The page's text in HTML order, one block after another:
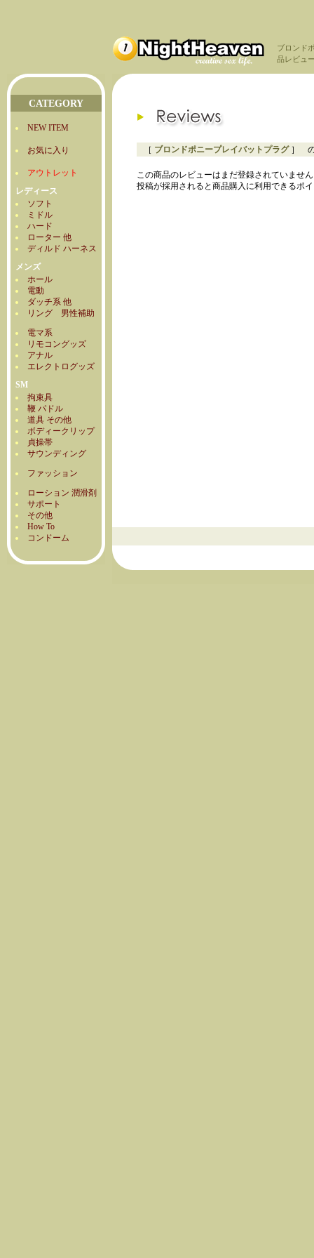
ブロンド
品レビュ
CATEGORY
NEW ITEM
お気に入り
アウトレット
レディース
ソフト
ミドル
ハード
ローター 他
ディルド ハーネス
メンズ
ホール
電動
ダッチ系 他
リング 男性補助
電マ系
リモコングッズ
アナル
エレクトログッズ
SM
拘束具
鞭 パドル
道具 その他
ボディークリップ
貞操帯
サウンディング
ファッション
ローション 潤滑剤
サポート
その他
How To
コンドーム
［ ブロンドポニープレイバットプラグ］ の
この商品のレビューはまだ登録されていませ
投稿が採用されると商品購入に利用できるポ